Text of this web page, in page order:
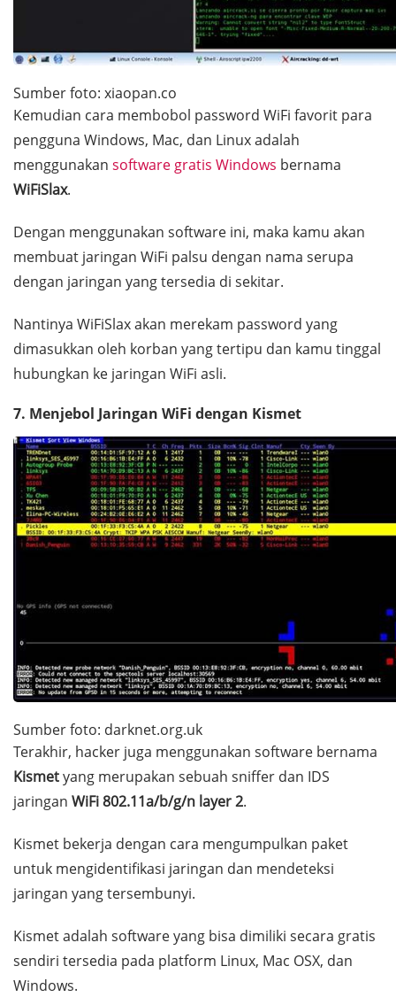
Sumber foto: xiaopan.co
Kemudian cara membobol password WiFi favorit para
pengguna Windows, Mac, dan Linux adalah
menggunakan software gratis Windows bernama
WiFiSlax.
Dengan menggunakan software ini, maka kamu akan
membuat jaringan WiFi palsu dengan nama serupa
dengan jaringan yang tersedia di sekitar.
Nantinya WiFiSlax akan merekam password yang
dimasukkan oleh korban yang tertipu dan kamu tinggal
hubungkan ke jaringan WiFi asli.
7. Menjebol Jaringan WiFi dengan Kismet
Sumber foto: darknet.org.uk
Terakhir, hacker juga menggunakan software bernama
Kismetyang merupakan sebuah sniffer dan IDS
jaringan WiFi 802.11a/b/g/n layer 2.
Kismet bekerja dengan cara mengumpulkan paket
untuk mengidentifikasi jaringan dan mendeteksi
jaringan yang tersembunyi.
Kismet adalah softwareyang bisa dimiliki secara gratis
sendiri tersedia pada platform Linux, Mac OSX, dan
Windows.